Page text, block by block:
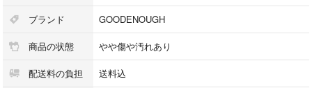
【特徴】
・MADE IN THE UK
・初期
ブランド GOODENOUGH
商品の状態 やや傷や汚れあり
配送料の負担 送料込